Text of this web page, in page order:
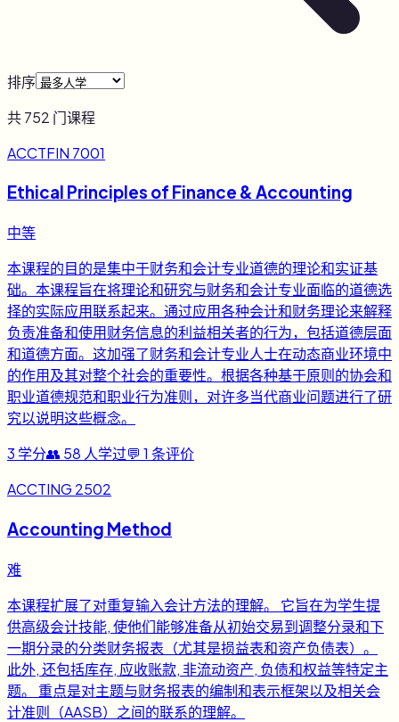
排序
共752 门课程
ACCTFIN 7001
Ethical Principles of Finance & Accounting
中等
本课程的目的是集中于财务和会计专业道德的理论和实证基
础。本课程旨在将理论和研究与财务和会计专业面临的道德选
择的实际应用联系起来。通过应用各种会计和财务理论来解释
负责准备和使用财务信息的利益相关者的行为，包括道德层面
和道德方面。这加强了财务和会计专业人士在动态商业环境中
的作用及其对整个社会的重要性。根据各种基于原则的协会和
职业道德规范和职业行为准则，对许多当代商业问题进行了研
究以说明这些概念。
3 学分👥 58 人学过💬 1 条评价
ACCTING 2502
Accounting Method
难
本课程扩展了对重复输入会计方法的理解。 它旨在为学生提
供高级会计技能, 使他们能够准备从初始交易到调整分录和下
一期分录的分类财务报表（尤其是损益表和资产负债表）。
此外, 还包括库存, 应收账款, 非流动资产, 负债和权益等特定主
题。 重点是对主题与财务报表的编制和表示框架以及相关会
计准则（AASB）之间的联系的理解。